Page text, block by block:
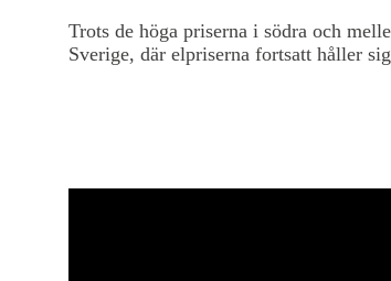
Trots de höga priserna i södra och
Sverige, där elpriserna fortsatt håller